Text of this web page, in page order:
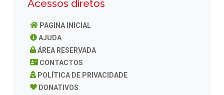
Acessos diretos
PAGINA INICIAL
AJUDA
ÁREA RESERVADA
CONTACTOS
POLÍTICA DE PRIVACIDADE
DONATIVOS